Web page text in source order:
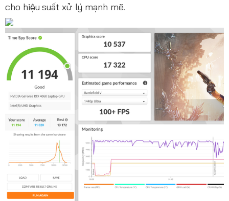
cho hiệu suất xử lý mạnh mẽ.